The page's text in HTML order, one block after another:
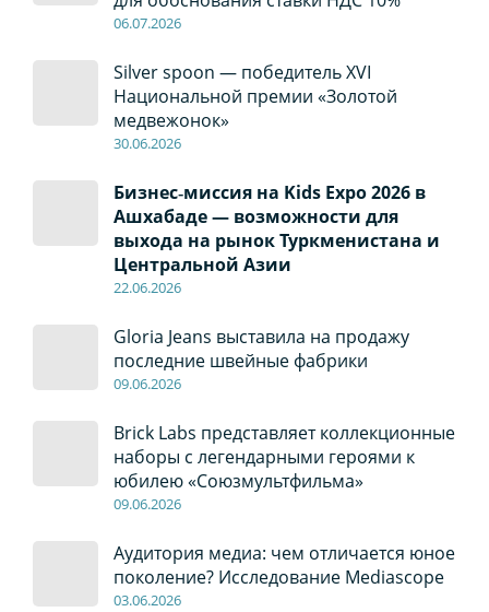
06.07.2026
Silver spoon — победитель XVI
Национальной премии «Золотой
медвежонок»
30.06.2026
Бизнес‑миссия на Kids Expo 2026 в
Ашхабаде — возможности для
выхода на рынок Туркменистана и
Центральной Азии
22.06.2026
Gloria Jeans выставила на продажу
последние швейные фабрики
09.06.2026
Brick Labs представляет коллекционные
наборы с легендарными героями к
юбилею «Союзмультфильма»
09.06.2026
Аудитория медиа: чем отличается юное
поколение? Исследование Mediascope
03.06.2026